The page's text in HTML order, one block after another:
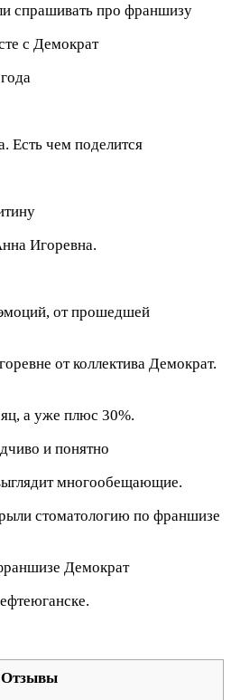
Отзывы